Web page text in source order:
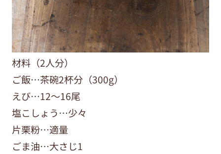
材料（2人分）
ご飯…茶碗2杯分（300g）
えび…12～16尾
塩こしょう…少々
片栗粉…適量
ごま油…大さじ1